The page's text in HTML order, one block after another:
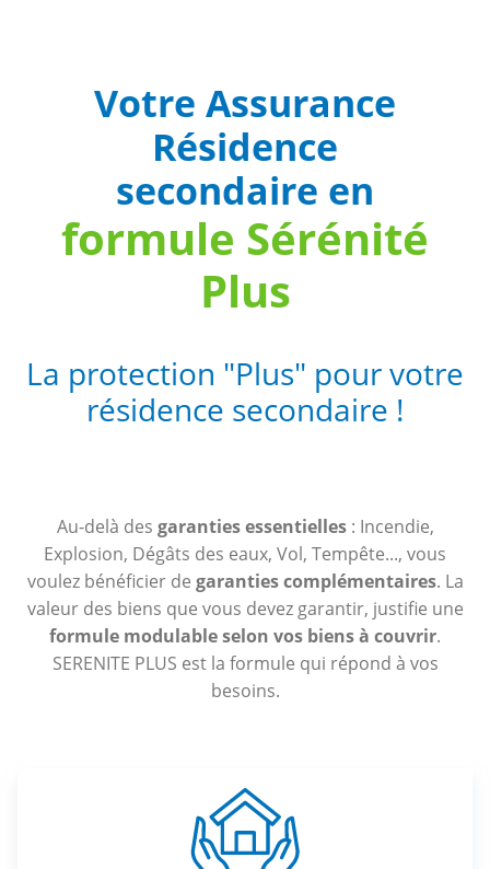
Votre Assurance
Résidence
secondaire en
formule Sérénité
Plus
La protection "Plus" pour votre
résidence secondaire !
Au-delà des garanties essentielles: Incendie,
Explosion, Dégâts des eaux, Vol, Tempête..., vous
voulez bénéficier de garanties complémentaires. La
valeur des biens que vous devez garantir, justifie une
formule modulable selon vos biens à couvrir.
SERENITE PLUS est la formule qui répond à vos
besoins.